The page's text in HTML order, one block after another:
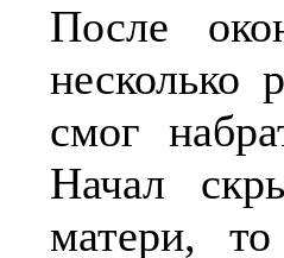
После
несколько
смог
Начал
матери,